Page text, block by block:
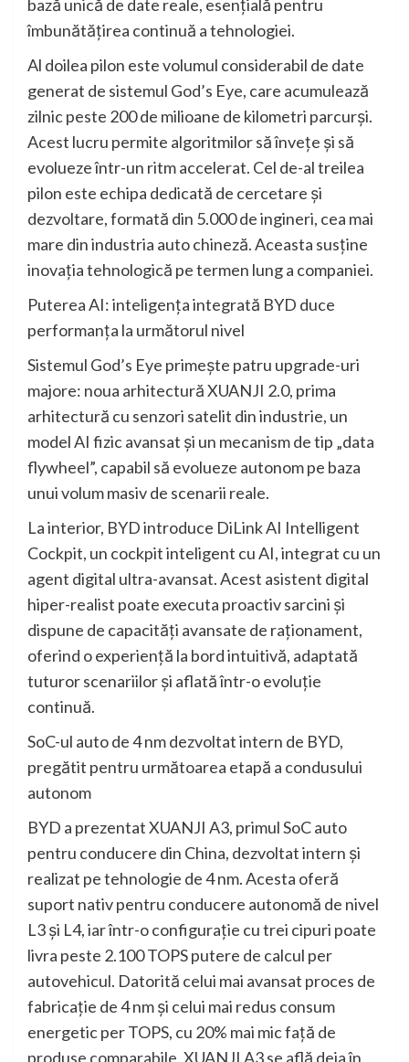
bază unică de date reale, esențială pentru
îmbunătățirea continuă a tehnologiei.
Al doilea pilon este volumul considerabil de date
generat de sistemul God’s Eye, care acumulează
zilnic peste 200 de milioane de kilometri parcurși.
Acest lucru permite algoritmilor să învețe și să
evolueze într-un ritm accelerat. Cel de-al treilea
pilon este echipa dedicată de cercetare și
dezvoltare, formată din 5.000 de ingineri, cea mai
mare din industria auto chineză. Aceasta susține
inovația tehnologică pe termen lung a companiei.
Puterea AI: inteligența integrată BYD duce
performanța la următorul nivel
Sistemul God’s Eye primește patru upgrade-uri
majore: noua arhitectură XUANJI 2.0, prima
arhitectură cu senzori satelit din industrie, un
model AI fizic avansat și un mecanism de tip „data
flywheel”, capabil să evolueze autonom pe baza
unui volum masiv de scenarii reale.
La interior, BYD introduce DiLink AI Intelligent
Cockpit, un cockpit inteligent cu AI, integrat cu un
agent digital ultra-avansat. Acest asistent digital
hiper-realist poate executa proactiv sarcini și
dispune de capacități avansate de raționament,
oferind o experiență la bord intuitivă, adaptată
tuturor scenariilor și aflată într-o evoluție
continuă.
SoC-ul auto de 4 nm dezvoltat intern de BYD,
pregătit pentru următoarea etapă a condusului
autonom
BYD a prezentat XUANJI A3, primul SoC auto
pentru conducere din China, dezvoltat intern și
realizat pe tehnologie de 4 nm. Acesta oferă
suport nativ pentru conducere autonomă de nivel
L3 și L4, iar într-o configurație cu trei cipuri poate
livra peste 2.100 TOPS putere de calcul per
autovehicul. Datorită celui mai avansat proces de
fabricație de 4 nm și celui mai redus consum
energetic per TOPS, cu 20% mai mic față de
produse comparabile, XUANJI A3 se află deja în